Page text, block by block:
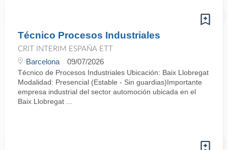
Técnico Procesos Industriales
CRIT INTERIM ESPAÑA ETT
Barcelona 09/07/2026
Técnico de Procesos Industriales Ubicación: Baix Llobregat
Modalidad: Presencial (Estable - Sin guardias)Importante
empresa industrial del sector automoción ubicada en el
Baix Llobregat ...